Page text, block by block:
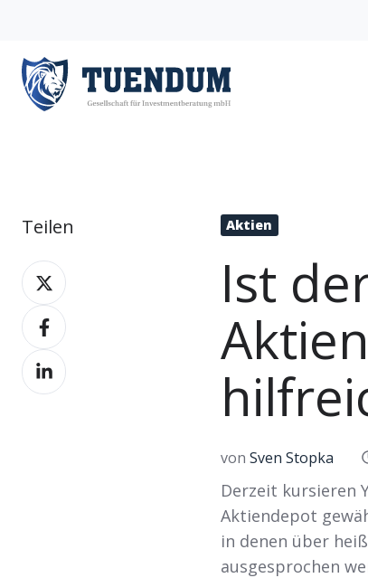
Aktien
Ist
von Sven Stopka
Derzeit kursieren
Aktiendepot
in denen über
ausgesprochen
Teilen
Teilen
auf
XTeilen
auf
Facebook
Teilen
auf